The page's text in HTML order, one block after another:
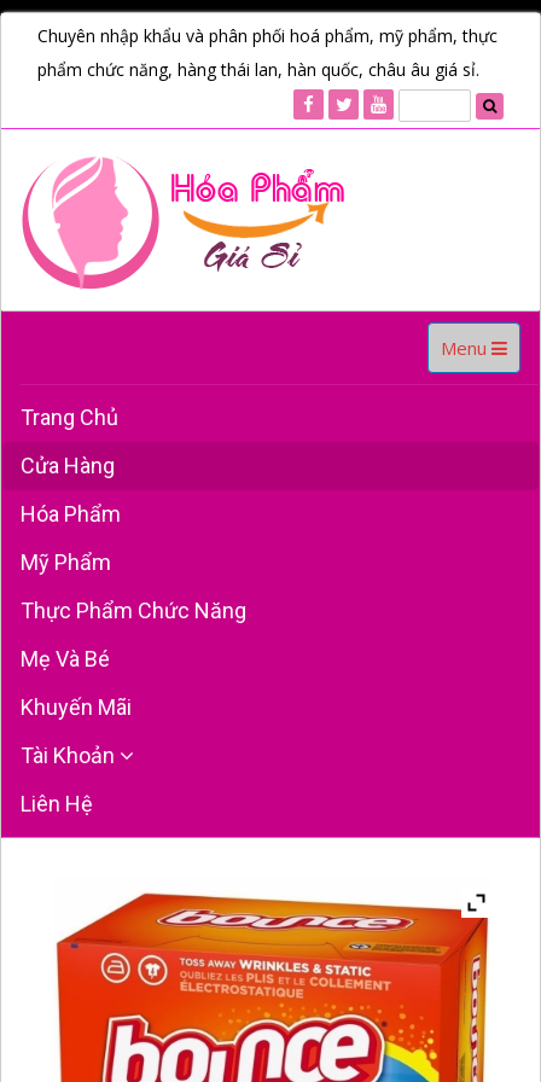
Chuyên nhập khẩu và phân phối hoá phẩm, mỹ phẩm, thực
phẩm chức năng, hàng thái lan, hàn quốc, châu âu giá sỉ.
Toggle
navigation
Menu
Trang Chủ
Cửa Hàng
Hóa Phẩm
Mỹ Phẩm
Thực Phẩm Chức Năng
Mẹ Và Bé
Khuyến Mãi
Tài Khoản
Liên Hệ